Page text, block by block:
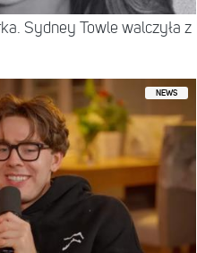
Sydney Towle walczyła z
NEWS